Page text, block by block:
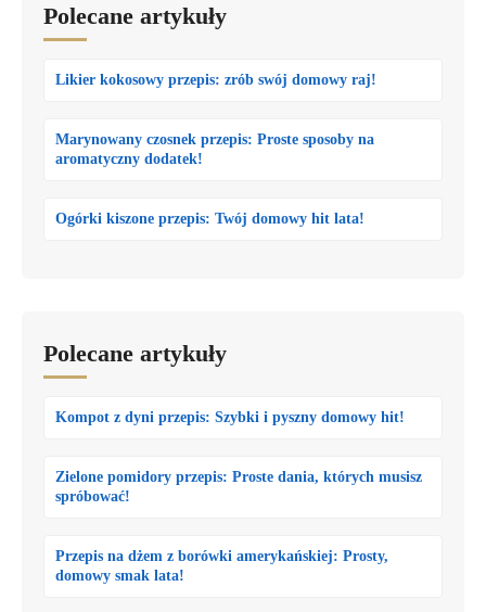
Polecane artykuły
Likier kokosowy przepis: zrób swój domowy raj!
Marynowany czosnek przepis: Proste sposoby na
aromatyczny dodatek!
Ogórki kiszone przepis: Twój domowy hit lata!
Polecane artykuły
Kompot z dyni przepis: Szybki i pyszny domowy hit!
Zielone pomidory przepis: Proste dania, których musisz
spróbować!
Przepis na dżem z borówki amerykańskiej: Prosty,
domowy smak lata!